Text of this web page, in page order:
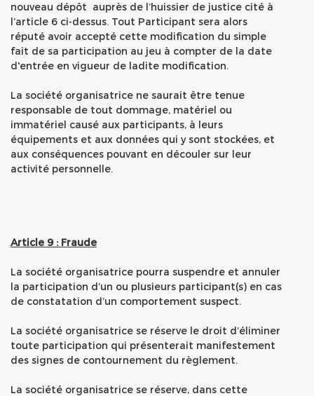
nouveau dépôt auprès de l’huissier de justice cité à
l’article 6 ci-dessus. Tout Participant sera alors
réputé avoir accepté cette modification du simple
fait de sa participation au jeu à compter de la date
d'entrée en vigueur de ladite modification.
La société organisatrice ne saurait être tenue
responsable de tout dommage, matériel ou
immatériel causé aux participants, à leurs
équipements et aux données qui y sont stockées, et
aux conséquences pouvant en découler sur leur
activité personnelle.
Article 9 : Fraude
La société organisatrice pourra suspendre et annuler
la participation d’un ou plusieurs participant(s) en cas
de constatation d’un comportement suspect.
La société organisatrice se réserve le droit d’éliminer
toute participation qui présenterait manifestement
des signes de contournement du règlement.
La société organisatrice se réserve, dans cette